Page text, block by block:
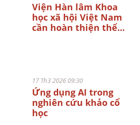
Viện Hàn lâm Khoa
học xã hội Việt Nam
cần hoàn thiện thể...
17 Th3 2026 09:30
Ứng dụng AI trong
nghiên cứu khảo cổ
học